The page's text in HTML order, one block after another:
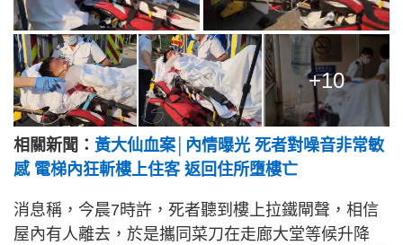
+10
相關新聞： 黃大仙血案│內情曝光 死者對噪音非常敏
感 電梯內狂斬樓上住客 返回住所墮樓亡
消息稱，今晨7時許，死者聽到樓上拉鐵閘聲，相信
屋內有人離去，於是攜同菜刀在走廊大堂等候升降